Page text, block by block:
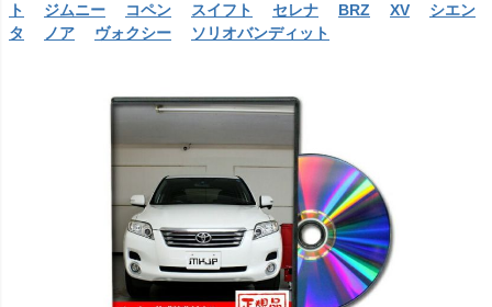
ト
ジムニー コペン スイフト セレナ BRZ XV
シエン
タ
ノア ヴォクシー ソリオバンディット